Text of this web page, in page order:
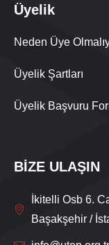
Üyelik
Neden Üye
Üyelik Şartları
Üyelik Başvuru
BİZE ULAŞIN
İkitelli Osb 6.
Başakşehir /